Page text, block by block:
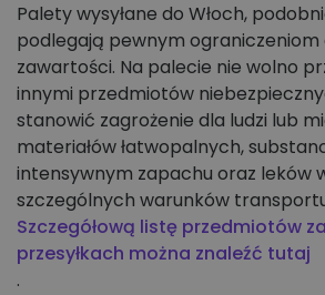
Palety wysyłane do Włoch,
podlegają pewnym
zawartości. Na palecie nie wolno
innymi przedmiotów
stanowić zagrożenie dla ludzi lub
materiałów łatwopalnych,
intensywnym zapachu oraz leków
szczególnych warunków
Szczegółową listę przedmiotów
przesyłkach można znaleźć tutaj
.